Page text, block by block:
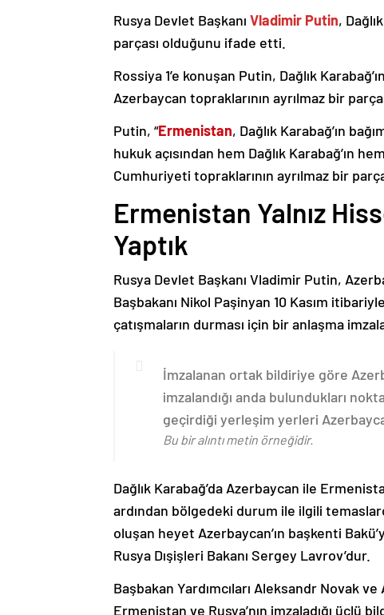
Rusya Devlet Başkanı Vladimir Putin,
parçası olduğunu ifade etti.
Rossiya 1’e konuşan Putin, Dağlık
Azerbaycan topraklarının ayrılmaz bir
Putin, “Ermenistan, Dağlık Karabağ’ın
hukuk açısından hem Dağlık Karabağ’ın
Cumhuriyeti topraklarının ayrılmaz bir
Ermenistan Yalnız
Yaptık
Rusya Devlet Başkanı Vladimir Putin,
Başbakanı Nikol Paşinyan 10 Kasım
çatışmaların durması için bir anlaşma
İmzalanan ortak bildiriye göre
imzalandığı anda bulundukları
geçirdiği yerleşim yerleri
Bu bir alıntı metin örneğidir.
Dağlık Karabağ’da Azerbaycan ile
ardından bölgedeki durum ile ilgili
oluşan heyet Azerbaycan’ın başkenti
Rusya Dışişleri Bakanı Sergey Lavrov’dur.
Başbakan Yardımcıları Aleksandr Novak
Ermenistan ve Rusya’nın imzaladığı üçlü